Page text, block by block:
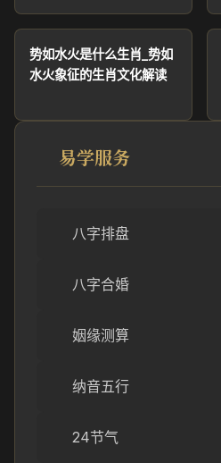
势如水火是什么生肖_势如
水火象征的生肖文化解读
易学服务
八字排盘
八字合婚
姻缘测算
纳音五行
24节气